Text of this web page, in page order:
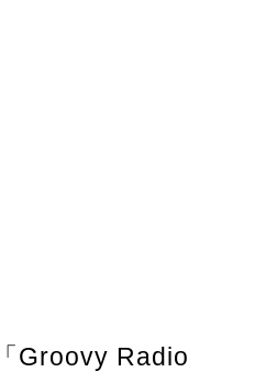
Groovy Radio